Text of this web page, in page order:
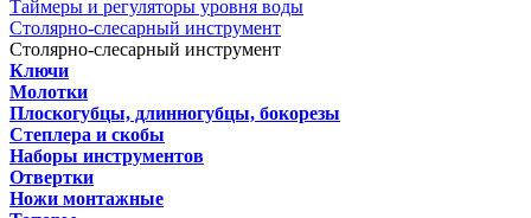
Таймеры и регуляторы уровня воды
Столярно-слесарный инструмент
Столярно-слесарный инструмент
Ключи
Молотки
Плоскогубцы, длинногубцы, бокорезы
Степлера и скобы
Наборы инструментов
Отвертки
Ножи монтажные